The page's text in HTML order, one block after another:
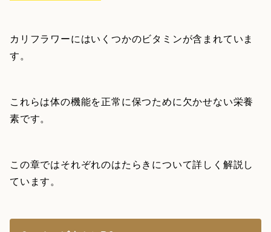
カリフラワーにはいくつかのビタミンが含まれていま
す。
これらは体の機能を正常に保つために欠かせない栄養
素です。
この章ではそれぞれのはたらきについて詳しく解説し
ています。